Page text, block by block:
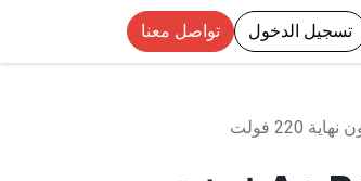
تسجيل الدخول تواصل معنا